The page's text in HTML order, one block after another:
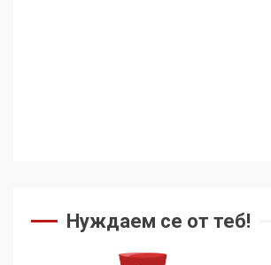
Нуждаем се от теб!